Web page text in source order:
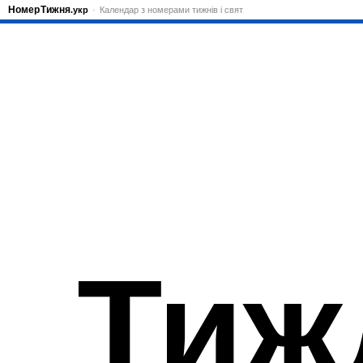
НомерТижня.укр Календар з номерами тижнів і свят